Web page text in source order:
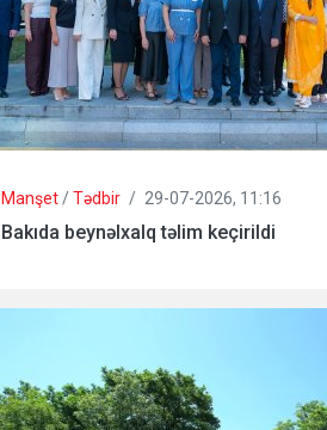
Manşet /Tədbir / 29-07-2026, 11:16
Bakıda beynəlxalq təlim keçirildi